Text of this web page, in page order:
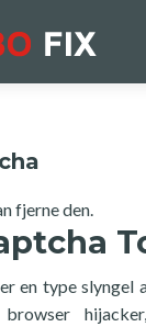
fjerne den.
en type slyngel